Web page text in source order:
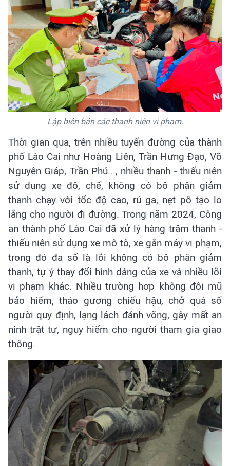
Lập biên bản các thanh niên vi phạm.
Thời gian qua, trên nhiều tuyến đường của thành
phố Lào Cai như Hoàng Liên, Trần Hưng Đạo, Võ
Nguyên Giáp, Trần Phú..., nhiều thanh - thiếu niên
sử dụng xe độ, chế, không có bộ phận giảm
thanh chạy với tốc độ cao, rú ga, nẹt pô tạo lo
lắng cho người đi đường. Trong năm 2024, Công
an thành phố Lào Cai đã xử lý hàng trăm thanh -
thiếu niên sử dụng xe mô tô, xe gắn máy vi phạm,
trong đó đa số là lỗi không có bộ phận giảm
thanh, tự ý thay đổi hình dáng của xe và nhiều lỗi
vi phạm khác. Nhiều trường hợp không đội mũ
bảo hiểm, tháo gương chiếu hậu, chở quá số
người quy định, lạng lách đánh võng, gây mất an
ninh trật tự, nguy hiểm cho người tham gia giao
thông.